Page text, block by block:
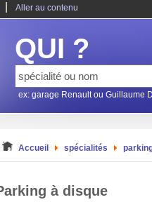
Aller au contenu
QUI ?
ex: garage Renault ou Guillaume
Accueil spécialités
à disque